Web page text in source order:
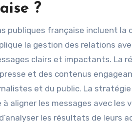
?
publiques française incluent la
la gestion des relations
clairs et impactants. La
et des contenus
et du public. La
aligner les messages avec les
les résultats de leurs